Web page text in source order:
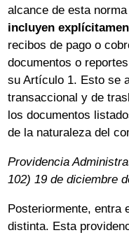
alcance de esta
incluyen
recibos de pago o
documentos o
su Artículo 1. Esto se
transaccional y de
los documentos
de la naturaleza del
Providencia
102) 19 de diciembre
Posteriormente, entra
distinta. Esta